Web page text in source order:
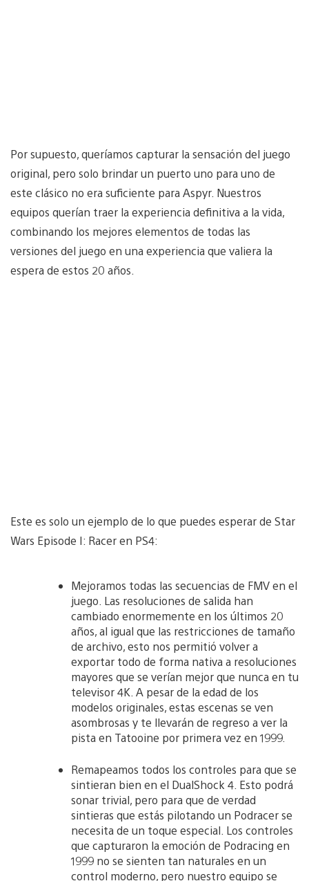
Por supuesto, queríamos capturar la sensación del juego
original, pero solo brindar un puerto uno para uno de
este clásico no era suficiente para Aspyr. Nuestros
equipos querían traer la experiencia definitiva a la vida,
combinando los mejores elementos de todas las
versiones del juego en una experiencia que valiera la
espera de estos 20 años.
Este es solo un ejemplo de lo que puedes esperar de Star
Wars Episode I: Racer en PS4:
Mejoramos todas las secuencias de FMV en el
juego. Las resoluciones de salida han
cambiado enormemente en los últimos 20
años, al igual que las restricciones de tamaño
de archivo, esto nos permitió volver a
exportar todo de forma nativa a resoluciones
mayores que se verían mejor que nunca en tu
televisor 4K. A pesar de la edad de los
modelos originales, estas escenas se ven
asombrosas y te llevarán de regreso a ver la
pista en Tatooine por primera vez en 1999.
Remapeamos todos los controles para que se
sintieran bien en el DualShock 4. Esto podrá
sonar trivial, pero para que de verdad
sintieras que estás pilotando un Podracer se
necesita de un toque especial. Los controles
que capturaron la emoción de Podracing en
1999 no se sienten tan naturales en un
control moderno, pero nuestro equipo se